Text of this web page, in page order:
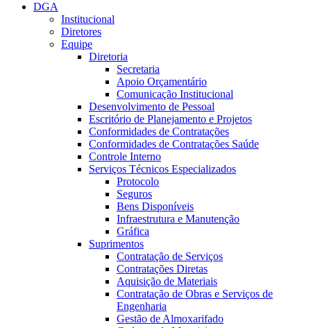
DGA
Institucional
Diretores
Equipe
Diretoria
Secretaria
Apoio Orçamentário
Comunicação Institucional
Desenvolvimento de Pessoal
Escritório de Planejamento e Projetos
Conformidades de Contratações
Conformidades de Contratações Saúde
Controle Interno
Serviços Técnicos Especializados
Protocolo
Seguros
Bens Disponíveis
Infraestrutura e Manutenção
Gráfica
Suprimentos
Contratação de Serviços
Contratações Diretas
Aquisição de Materiais
Contratação de Obras e Serviços de
Engenharia
Gestão de Almoxarifado